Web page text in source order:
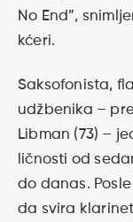
No End”,
kćeri.
Saksofonista,
udžbenika –
Libman (73) –
ličnosti od
do danas.
da svira